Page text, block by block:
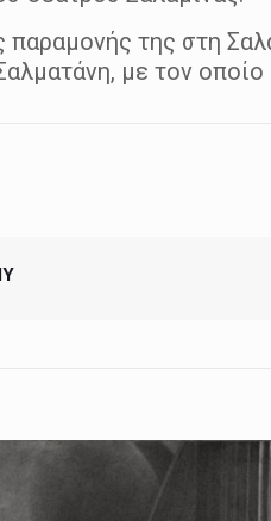
παραμονής της στη
με τον οποίο